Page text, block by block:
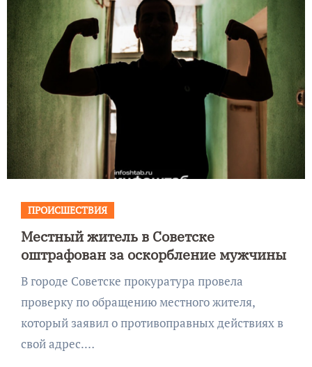
ПРОИСШЕСТВИЯ
Местный житель в Советске
оштрафован за оскорбление мужчины
В городе Советске прокуратура провела
проверку по обращению местного жителя,
который заявил о противоправных действиях в
свой адрес.…